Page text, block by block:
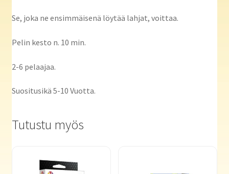
Se, joka ne ensimmäisenä löytää lahjat, voittaa.
Pelin kesto n. 10 min.
2-6 pelaajaa.
Suositusikä 5-10 Vuotta.
Tutustu myös